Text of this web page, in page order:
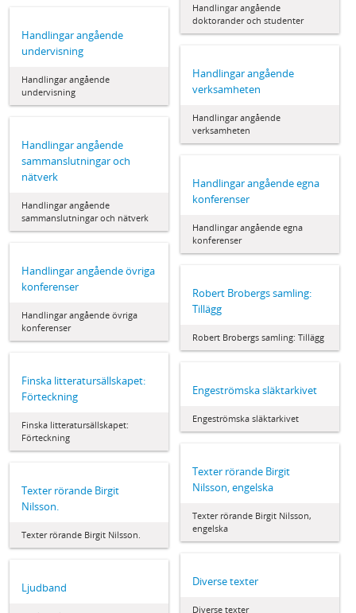
Handlingar angående
doktorander och studenter
Handlingar angående
undervisning
Handlingar angående
undervisning
Handlingar angående
verksamheten
Handlingar angående
verksamheten
Handlingar angående
sammanslutningar och
nätverk
Handlingar angående
sammanslutningar och nätverk
Handlingar angående egna
konferenser
Handlingar angående egna
konferenser
Handlingar angående övriga
konferenser
Handlingar angående övriga
konferenser
Robert Brobergs samling:
Tillägg
Robert Brobergs samling: Tillägg
Finska litteratursällskapet:
Förteckning
Finska litteratursällskapet:
Förteckning
Engeströmska släktarkivet
Engeströmska släktarkivet
Texter rörande Birgit
Nilsson, engelska
Texter rörande Birgit Nilsson,
engelska
Texter rörande Birgit
Nilsson.
Texter rörande Birgit Nilsson.
Diverse texter
Diverse texter
Ljudband